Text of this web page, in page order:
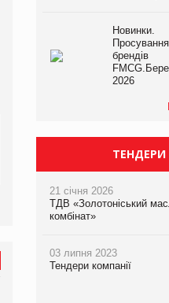
Новинки.
Просування
брендів
2026
ТЕНДЕРИ
21 січня 2026
ТДВ «Золотоніський
комбінат»
03 липня 2023
Тендери компанії